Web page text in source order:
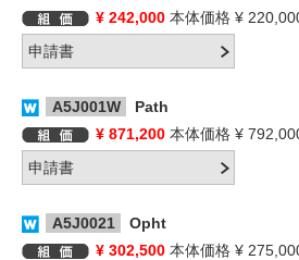
¥ 242,000 本体価格 ¥
A5J001W
Path
¥ 871,200 本体価格 ¥
A5J0021
Opht
¥ 302,500 本体価格 ¥